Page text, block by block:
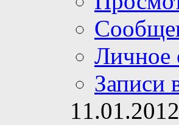
Личное
Записи